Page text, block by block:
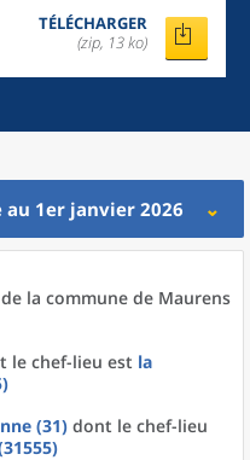
TÉLÉCHARGER
(zip, 13 ko)
au 1er janvier 2026
de la commune de Maurens
le chef-lieu est la
(31) dont le chef-lieu